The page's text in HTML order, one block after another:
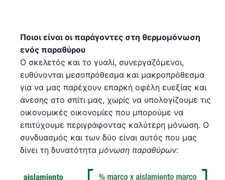
Ποιοι είναι οι παράγοντες στη θερμομόνωση
ενός παραθύρου
Ο σκελετός και το γυαλί, συνεργαζόμενοι,
ευθύνονται μεσοπρόθεσμα και μακροπρόθεσμα
για να μας παρέχουν επαρκή οφέλη ευεξίας και
άνεσης στο σπίτι μας, χωρίς να υπολογίζουμε τις
οικονομικές οικονομίες που μπορούμε να
επιτύχουμε περιγράφοντας καλύτερη μόνωση. Ο
συνδυασμός και των δύο είναι αυτός που μας
δίνει τη δυνατότητα μόνωση παραθύρων: